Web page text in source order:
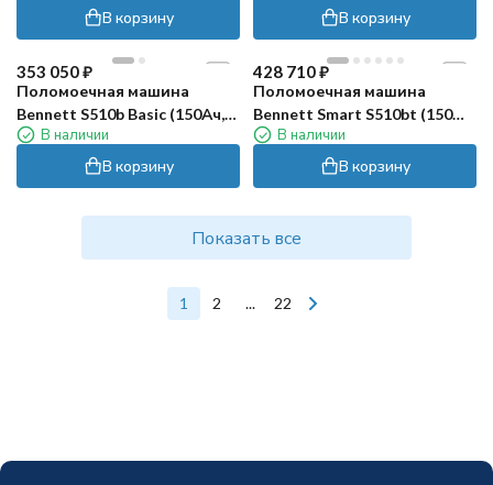
тележка)
В корзину В корзину
353 050₽
Поломоечная машина
Bennett S510b Basic (150Ач,
Li) В наличии
В корзину
428 710₽
Поломоечная машина
Bennett Smart S510bt (150
Ач, Li)В наличии
В корзину
Показать все
1 2 ... 22